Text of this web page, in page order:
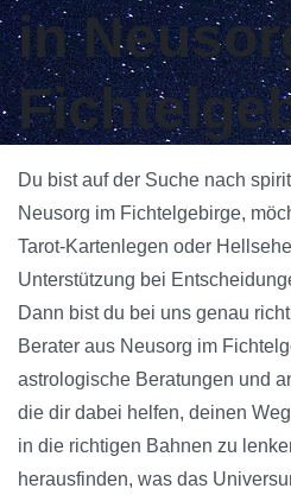
in
Du bist auf der Suche nach
Neusorg im Fichtelgebirge,
Tarot-Kartenlegen oder
Unterstützung bei
Dann bist du bei uns genau
Berater aus Neusorg im
astrologische Beratungen und
die dir dabei helfen, deinen
in die richtigen Bahnen zu
herausfinden, was das